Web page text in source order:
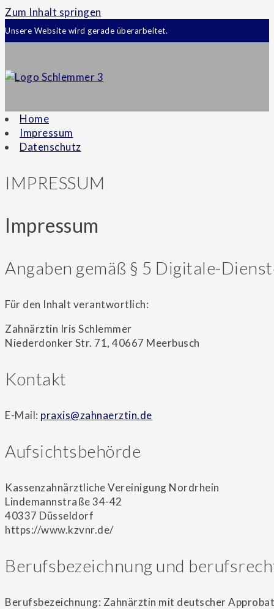
Zum Inhalt springen
Unsere Website wird gerade überarbeitet.
Home
Impressum
Datenschutz
IMPRESSUM
Impressum
Angaben gemäß § 5 Digitale-
Für den Inhalt verantwortlich:
Zahnärztin Iris Schlemmer
Niederdonker Str. 71, 40667 Meerbusch
Kontakt
E-Mail: praxis@zahnaerztin.de
Aufsichtsbehörde
Kassenzahnärztliche Vereinigung Nordrhein
Lindemannstraße 34-42
40337 Düsseldorf
https://www.kzvnr.de/
Berufsbezeichnung und
Berufsbezeichnung: Zahnärztin mit deutscher